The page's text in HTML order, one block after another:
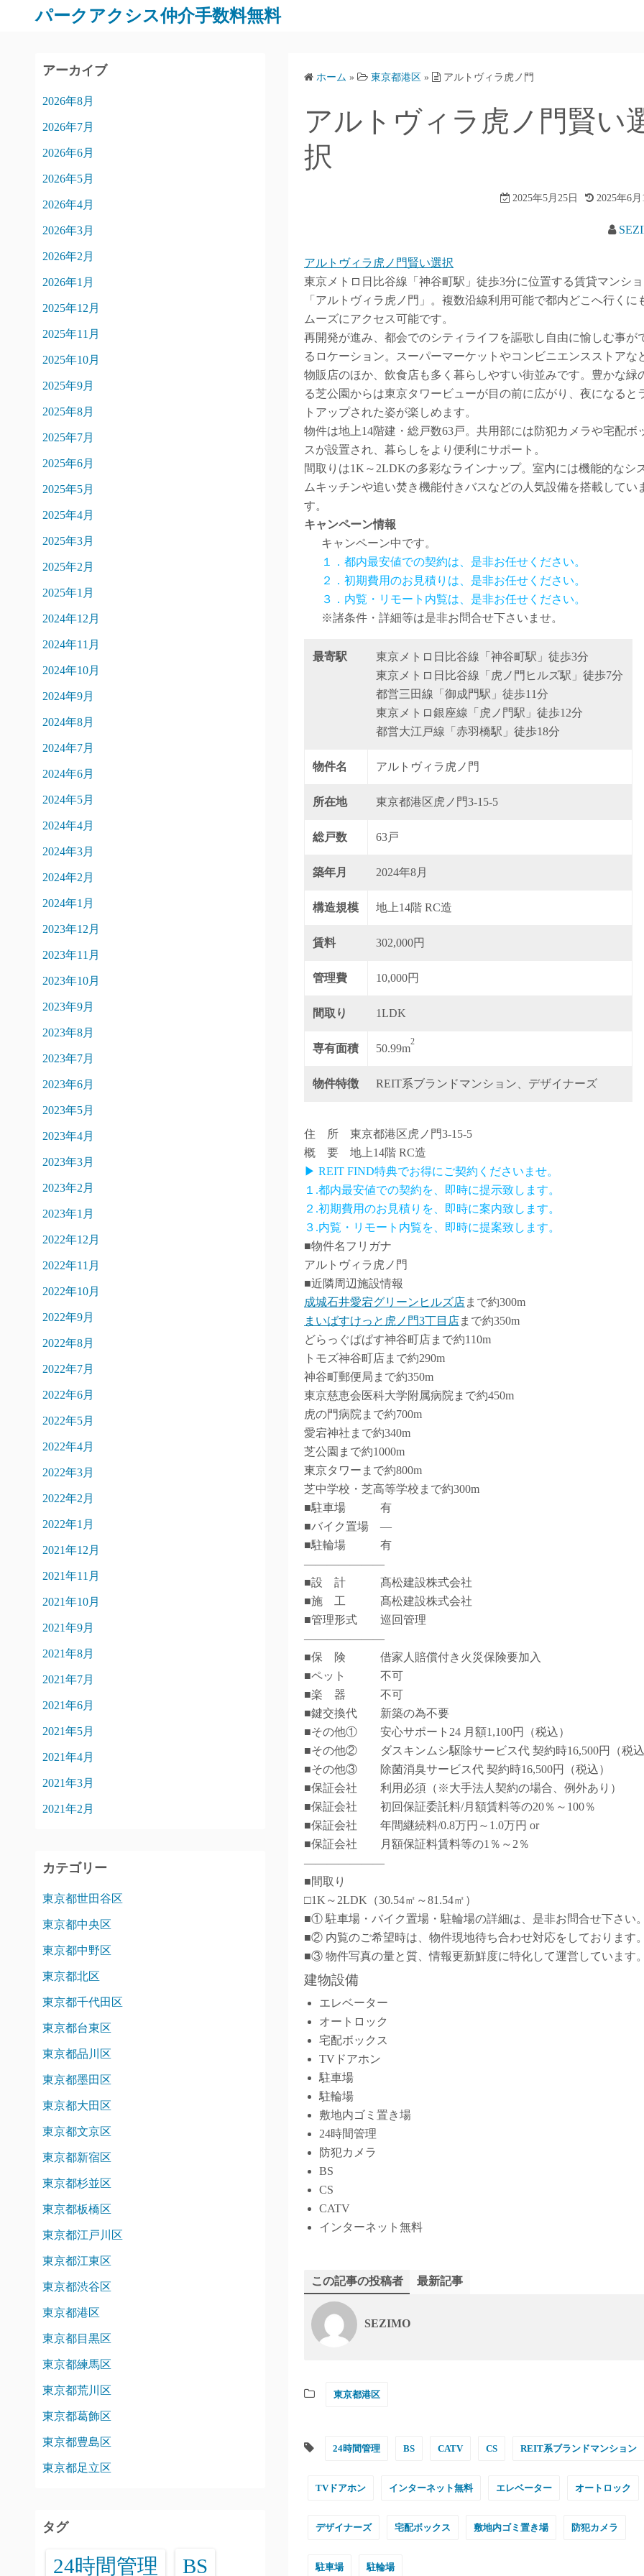
パークアクシス仲介手数料無料
ホーム » 東京都港区 » アルトヴィラ虎ノ門
アルトヴィラ虎ノ門賢い
択
2025年5月25日 2025年6月
アルトヴィラ虎ノ門賢い選択
東京メトロ日比谷線「神谷町駅」徒歩3分に位置する賃貸マンシ
「アルトヴィラ虎ノ門」。複数沿線利用可能で都内どこへ行くに
ムーズにアクセス可能です。
再開発が進み、都会でのシティライフを謳歌し自由に愉しむ事が
るロケーション。スーパーマーケットやコンビニエンスストアな
物販店のほか、飲食店も多く暮らしやすい街並みです。豊かな緑
る芝公園からは東京タワービューが目の前に広がり、夜になると
トアップされた姿が楽しめます。
物件は地上14階建・総戸数63戸。共用部には防犯カメラや宅配ボ
スが設置され、暮らしをより便利にサポート。
間取りは1K～2LDKの多彩なラインナップ。室内には機能的なシ
ムキッチンや追い焚き機能付きバスなどの人気設備を搭載してい
す。
キャンペーン情報
キャンペーン中です。
１．都内最安値での契約は、是非お任せください。
２．初期費用のお見積りは、是非お任せください。
３．内覧・リモート内覧は、是非お任せください。
※諸条件・詳細等は是非お問合せ下さいませ。
最寄駅
東京メトロ日比谷線「神谷町駅」徒歩3分
東京メトロ日比谷線「虎ノ門ヒルズ駅」徒歩7分
都営三田線「御成門駅」徒歩11分
東京メトロ銀座線「虎ノ門駅」徒歩12分
都営大江戸線「赤羽橋駅」徒歩18分
物件名 アルトヴィラ虎ノ門
所在地 東京都港区虎ノ門3-15-5
総戸数 63戸
築年月 2024年8月
構造規模 地上14階 RC造
賃料 302,000円
管理費 10,000円
間取り 1LDK
専有面積 50.99m
2
物件特徴 REIT系ブランドマンション、デザイナーズ
住 所 東京都港区虎ノ門3-15-5
概 要 地上14階 RC造
▶ REIT FIND特典でお得にご契約くださいませ。
１.都内最安値での契約を、即時に提示致します。
２.初期費用のお見積りを、即時に案内致します。
３.内覧・リモート内覧を、即時に提案致します。
■物件名フリガナ
アルトヴィラ虎ノ門
■近隣周辺施設情報
成城石井愛宕グリーンヒルズ店まで約300m
まいばすけっと虎ノ門3丁目店まで約350m
どらっぐぱぱす神谷町店まで約110m
トモズ神谷町店まで約290m
神谷町郵便局まで約350m
東京慈恵会医科大学附属病院まで約450m
虎の門病院まで約700m
愛宕神社まで約340m
芝公園まで約1000m
東京タワーまで約800m
芝中学校・芝高等学校まで約300m
■駐車場 有
■バイク置場 ―
■駐輪場 有
―――――――
■設 計 髙松建設株式会社
■施 工 髙松建設株式会社
■管理形式 巡回管理
―――――――
■保 険 借家人賠償付き火災保険要加入
■ペット 不可
■楽 器 不可
■鍵交換代 新築の為不要
■その他① 安心サポート24 月額1,100円（税込）
■その他② ダスキンムシ駆除サービス代 契約時16,500円（税
■その他③ 除菌消臭サービス代 契約時16,500円（税込）
■保証会社 利用必須（※大手法人契約の場合、例外あり）
■保証会社 初回保証委託料/月額賃料等の20％～100％
■保証会社 年間継続料/0.8万円～1.0万円 or
■保証会社 月額保証料賃料等の1％～2％
―――――――
■間取り
□1K～2LDK（30.54㎡～81.54㎡）
■① 駐車場・バイク置場・駐輪場の詳細は、是非お問合せ下さい
■② 内覧のご希望時は、物件現地待ち合わせ対応をしております
■③ 物件写真の量と質、情報更新鮮度に特化して運営しています
建物設備
エレベーター
オートロック
宅配ボックス
TVドアホン
駐車場
駐輪場
敷地内ゴミ置き場
24時間管理
防犯カメラ
BS
CS
CATV
インターネット無料
この記事の投稿者 最新記事
SEZIMO
東京都港区
24時間管理 BS CATV CS REIT系ブランドマンション
TVドアホン インターネット無料 エレベーター オートロック
デザイナーズ 宅配ボックス 敷地内ゴミ置き場 防犯カメラ
駐車場 駐輪場
アーカイブ
2026年8月
2026年7月
2026年6月
2026年5月
2026年4月
2026年3月
2026年2月
2026年1月
2025年12月
2025年11月
2025年10月
2025年9月
2025年8月
2025年7月
2025年6月
2025年5月
2025年4月
2025年3月
2025年2月
2025年1月
2024年12月
2024年11月
2024年10月
2024年9月
2024年8月
2024年7月
2024年6月
2024年5月
2024年4月
2024年3月
2024年2月
2024年1月
2023年12月
2023年11月
2023年10月
2023年9月
2023年8月
2023年7月
2023年6月
2023年5月
2023年4月
2023年3月
2023年2月
2023年1月
2022年12月
2022年11月
2022年10月
2022年9月
2022年8月
2022年7月
2022年6月
2022年5月
2022年4月
2022年3月
2022年2月
2022年1月
2021年12月
2021年11月
2021年10月
2021年9月
2021年8月
2021年7月
2021年6月
2021年5月
2021年4月
2021年3月
2021年2月
カテゴリー
東京都世田谷区
東京都中央区
東京都中野区
東京都北区
東京都千代田区
東京都台東区
東京都品川区
東京都墨田区
東京都大田区
東京都文京区
東京都新宿区
東京都杉並区
東京都板橋区
東京都江戸川区
東京都江東区
東京都渋谷区
東京都港区
東京都目黒区
東京都練馬区
東京都荒川区
東京都葛飾区
東京都豊島区
東京都足立区
タグ
24時間管理 BS